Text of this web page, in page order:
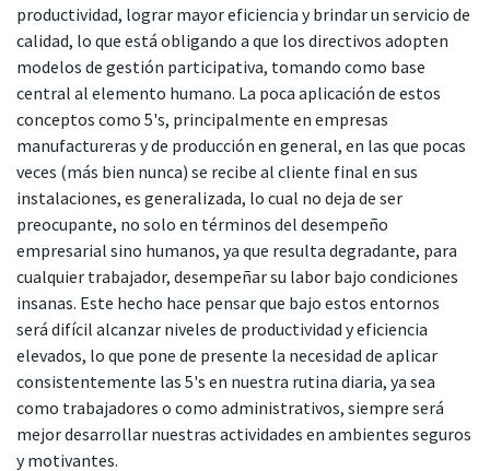
productividad, lograr mayor eficiencia y brindar un servicio de
calidad, lo que está obligando a que los directivos adopten
modelos de gestión participativa, tomando como base
central al elemento humano. La poca aplicación de estos
conceptos como 5's, principalmente en empresas
manufactureras y de producción en general, en las que pocas
veces (más bien nunca) se recibe al cliente final en sus
instalaciones, es generalizada, lo cual no deja de ser
preocupante, no solo en términos del desempeño
empresarial sino humanos, ya que resulta degradante, para
cualquier trabajador, desempeñar su labor bajo condiciones
insanas. Este hecho hace pensar que bajo estos entornos
será difícil alcanzar niveles de productividad y eficiencia
elevados, lo que pone de presente la necesidad de aplicar
consistentemente las 5's en nuestra rutina diaria, ya sea
como trabajadores o como administrativos, siempre será
mejor desarrollar nuestras actividades en ambientes seguros
y motivantes.